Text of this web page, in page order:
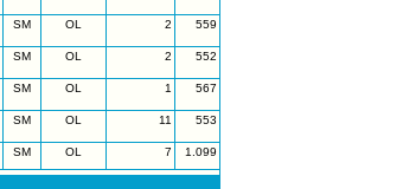
SM OL 2 559
SM OL 2 552
SM OL 1 567
SM OL 11 553
SM OL 7 1.099